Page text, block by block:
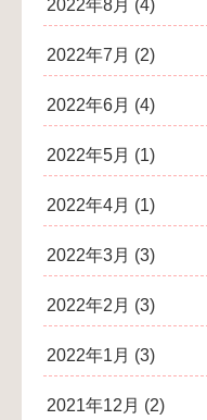
2022年8月 (4)
2022年7月 (2)
2022年6月 (4)
2022年5月 (1)
2022年4月 (1)
2022年3月 (3)
2022年2月 (3)
2022年1月 (3)
2021年12月 (2)